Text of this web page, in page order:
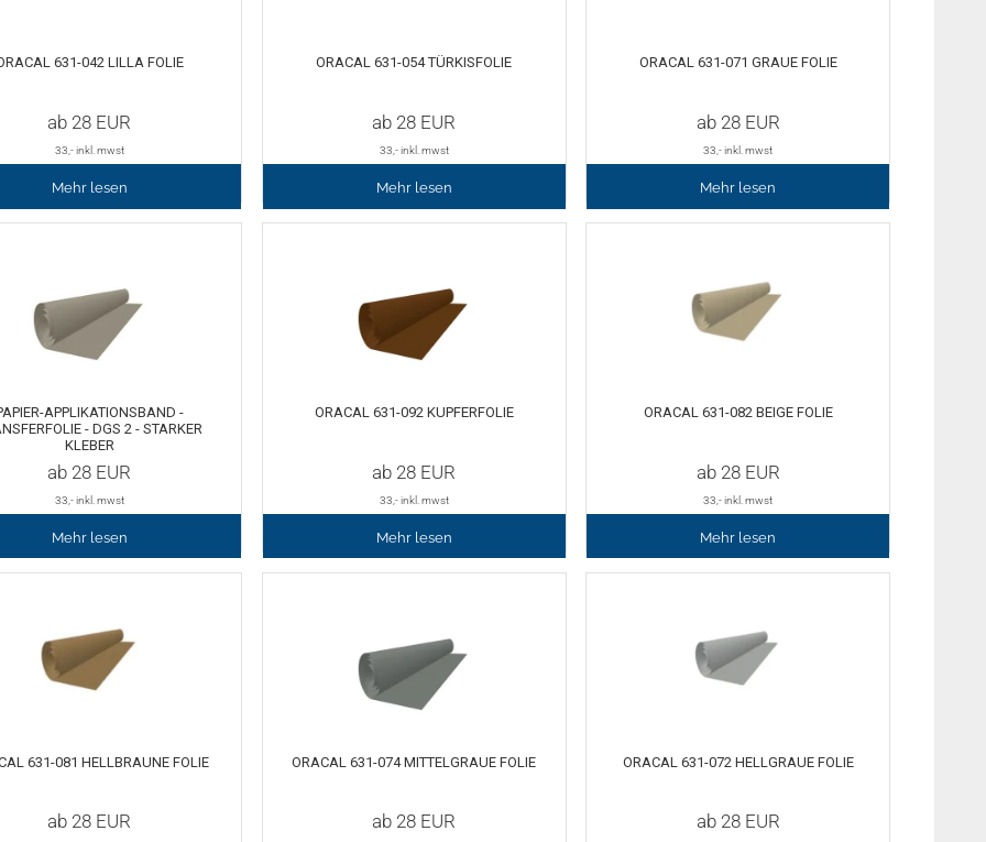
631-042 LILLA FOLIE
ab 28 EUR
33 ,- inkl. mwst
Mehr lesen
ORACAL 631-054 TÜRKISFOLIE
ab 28 EUR
33 ,- inkl. mwst
Mehr lesen
ORACAL 631-071 GRAUE FOLIE
ab 28EUR
33 ,- inkl. mwst
Mehr lesen
APPLIKATIONSBAND -
- DGS 2 - STARKER
KLEBER
ab 28 EUR
33 ,- inkl. mwst
Mehr lesen
ORACAL 631-092 KUPFERFOLIE
ab 28 EUR
33 ,- inkl. mwst
Mehr lesen
ORACAL 631-082 BEIGE FOLIE
ab 28EUR
33 ,- inkl. mwst
Mehr lesen
631-081 HELLBRAUNE FOLIE
ab 28 EUR
ORACAL 631-074 MITTELGRAUE FOLIE
ab 28 EUR
ORACAL 631-072 HELLGRAUE FOLIE
ab 28EUR